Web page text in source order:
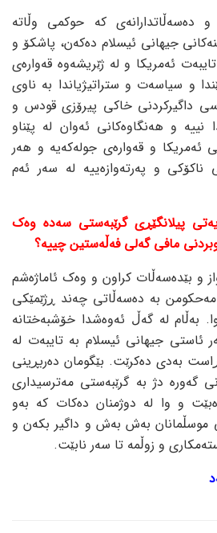
دەسەڵاتدارانەی کە حوکمی وڵاتە
جیهانی ئیسلام دەکەن، پاشکۆ و
ئەمریکا و لە ژێریشەوە قەوارەی
و سیاسەت و ستراتیژیاندا بە ناوی
داگیرکردنی خاکی پیرۆزی قودس و
نییە و هەنگاوەکانی ئەوان لە پێناو
ئەمریکا و قەوارەی جولەکەیە و هەر
و پەرتەوازەییە لە سەر ئەم
پیلانگێڕی گرێبەستی سەدە وەک
مافی گەلی فەڵەستین چییە؟
و بێدەسەڵات کراون و وەک ئاماژەشم
مەحکومن بە دەسەڵاتی چەند ڕژێمێکی
بەڵام لە گەڵ ئەوەشدا خۆشبەختانە
ئاستی جیهانی ئیسلام بە تایبەت لە
بەدی دەکرێت. بێگومان دەربڕینی
گەورە دژ بە گرێبەستی مەترسیداری
و وا لە دوژمنان دەکات کە بەو
موسڵمانان بەش بەش و داگیر بکەن و
و زوڵمە تا سەر نابێت.